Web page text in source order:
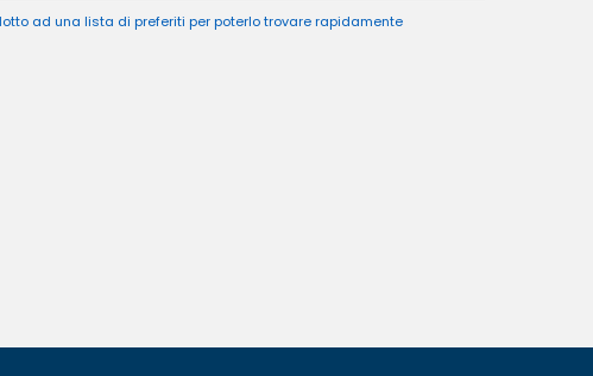
ad una lista di preferiti per poterlo trovare rapidamente